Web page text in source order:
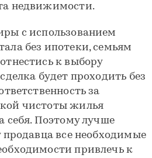
недвижимости.
с использованием
без ипотеки, семьям
к выбору
будет проходить без
за
чистоты жилья
себя. Поэтому лучше
продавца все необходимые
привлечь к